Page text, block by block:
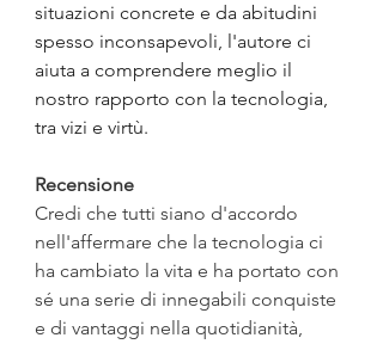
situazioni concrete e da abitudini
spesso inconsapevoli, l'autore ci
aiuta a comprendere meglio il
nostro rapporto con la tecnologia,
tra vizi e virtù.
Recensione
Credi che tutti siano d'accordo
nell'affermare che l a tecnologia ci
ha cambiato la vita e ha portato con
sé una serie di innegabili conquiste
e di vantaggi nella quotidianità,